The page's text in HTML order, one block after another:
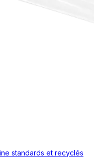
standards et recyclés